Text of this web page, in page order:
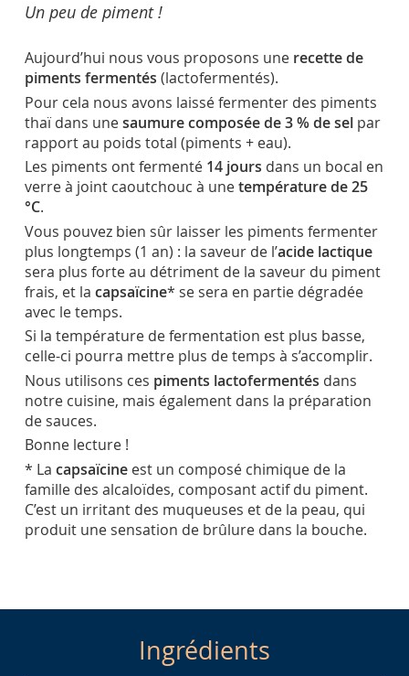
Un peu de piment !
Aujourd’hui nous vous proposons une recette de
piments fermentés (lactofermentés).
Pour cela nous avons laissé fermenter des piments
thaï dans unesaumure composée de 3 % de selpar
rapport au poids total (piments + eau).
Les piments ont fermenté 14 jours dans un bocal en
verre à joint caoutchouc à unetempérature de 25
°C.
Vous pouvez bien sûr laisser les piments fermenter
plus longtemps (1 an) : la saveur de l’acide lactique
sera plus forte au détriment de la saveur du piment
frais, et la capsaïcine* se sera en partie dégradée
avec le temps.
Si la température de fermentation est plus basse,
celle-ci pourra mettre plus de temps à s’accomplir.
Nous utilisons ces piments lactofermentés dans
notre cuisine, mais également dans la préparation
de sauces.
Bonne lecture !
* La capsaïcineest un composé chimique de la
famille des alcaloïdes, composant actif du piment.
C’est un irritant des muqueuses et de la peau, qui
produit une sensation de brûlure dans la bouche.
Ingrédients